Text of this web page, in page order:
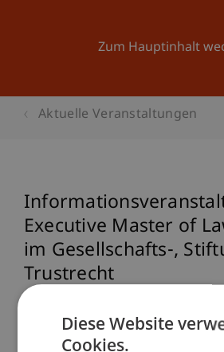
Zum Hauptinhalt
Aktuelle Veranstaltungen
Executive Master of
im Gesellschafts-,
Trustrecht
Veranstaltungsdetails
Diese Website
Cookies.